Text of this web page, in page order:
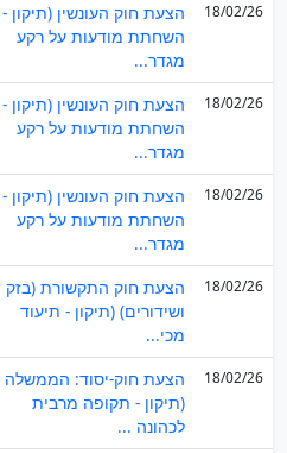
18/02/26
הצעת חוק העונשין (תיקון -
השחתת מודעות על רקע
מגדר...
18/02/26
הצעת חוק העונשין (תיקון -
השחתת מודעות על רקע
מגדר...
18/02/26
הצעת חוק העונשין (תיקון -
השחתת מודעות על רקע
מגדר...
18/02/26
הצעת חוק התקשורת (בזק
ושידורים) (תיקון - תיעוד
מכי...
18/02/26
הצעת חוק-יסוד: הממשלה
(תיקון - תקופה מרבית
לכהונה ...